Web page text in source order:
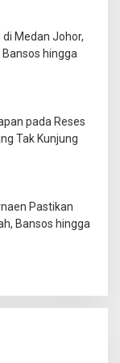
Medan Johor,
hingga
pada Reses
Tak Kunjung
Pastikan
Bansos hingga